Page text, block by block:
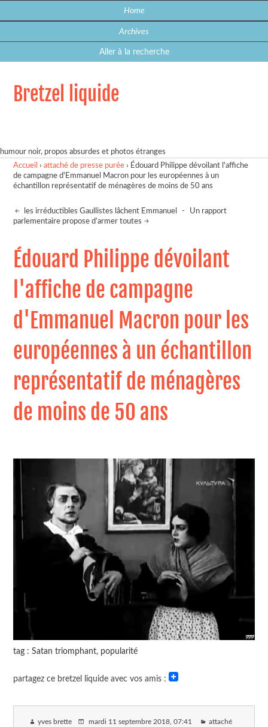
Home
Archives
Aller à la recherche
Bretzel liquide
humour noir, propos absurdes et photos étranges
Accueil ›attaché de presse purée › Édouard Philippe dévoilant l'affiche
de campagne d'Emmanuel Macron pour les européennes à un
échantillon représentatif de ménagères de moins de 50 ans
les irréductibles Gaullistes lâchent Emmanuel -
Un rapport
parlementaire propose d’armer toutes
Édouard Philippe dévoilant
l'affiche de campagne
d'Emmanuel Macron pour les
européennes à un échantillon
représentatif de ménagères
de moins de 50 ans
tag : Satan triomphant, popularité
partagez ce bretzel liquide avec vos amis :
yves brette mardi 11 septembre 2018 , 07:41 attaché